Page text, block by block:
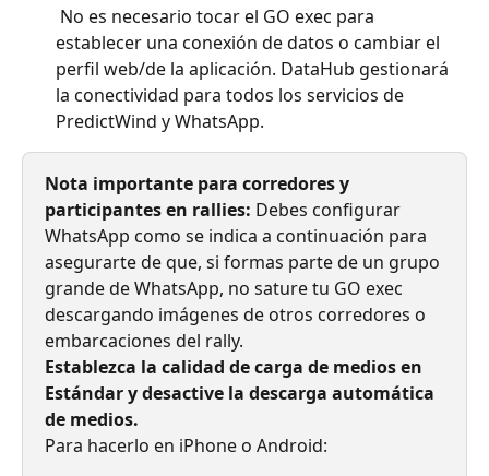
establecer una conexión de datos o cambiar el
perfil web/de la aplicación. DataHub gestionará
la conectividad para todos los servicios de
PredictWind y WhatsApp.
Nota importante para corredores y
participantes en rallies: Debes configurar
WhatsApp como se indica a continuación para
asegurarte de que, si formas parte de un grupo
grande de WhatsApp, no sature tu GO exec
descargando imágenes de otros corredores o
embarcaciones del rally.
Establezca la calidad de carga de medios en
Estándar y desactive la descarga automática
de medios.
Para hacerlo en iPhone o Android: